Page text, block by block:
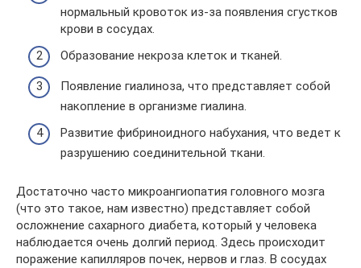
нормальный кровоток из-за появления сгустков
крови в сосудах.
Образование некроза клеток и тканей.
Появление гиалиноза, что представляет собой
накопление в организме гиалина.
Развитие фибриноидного набухания, что ведет к
разрушению соединительной ткани.
Достаточно часто микроангиопатия головного мозга
(что это такое, нам известно) представляет собой
осложнение сахарного диабета, который у человека
наблюдается очень долгий период. Здесь происходит
поражение капилляров почек, нервов и глаз. В сосудах